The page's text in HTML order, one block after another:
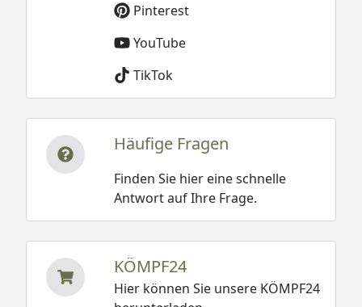
Pinterest
YouTube
TikTok
Häufige Fragen
Finden Sie hier eine schnelle
Antwort auf Ihre Frage.
KÖMPF24
Hier können Sie unsere KÖMPF24